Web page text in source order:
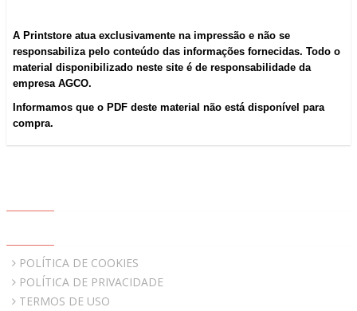
A Printstore atua exclusivamente na impressão e não se
responsabiliza pelo conteúdo das informações fornecidas. Todo o
material disponibilizado neste site é de responsabilidade da
empresa AGCO.
Informamos que o PDF deste material não está disponível para
compra.
POLÍTICA DE COOKIES
POLÍTICA DE PRIVACIDADE
TERMOS DE USO